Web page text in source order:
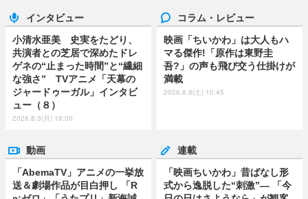
インタビュー
小清水亜美 史実をたどり、
共演者との芝居で深めたドレ
ゲネの“止まった時間”と“繊細
な強さ” TVアニメ「天幕の
ジャードゥーガル」インタビ
ュー（８）
2026.8.3(月) 18:00
コラム・レビュー
映画「ちいかわ」は大人もハ
マる傑作!「原作は東野圭
吾?」の声も飛び交う仕掛けが
満載
2026.8.8(土) 10:45
動画
「AbemaTV」アニメの一挙放
送＆劇場作品が目白押し 「R
連載
「映画ちいかわ」昔ばなし形
式から逸脱した“刺激”― 「今